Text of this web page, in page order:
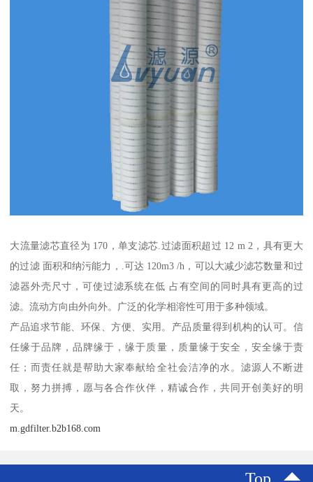
大流量滤芯直径为 170，单支滤芯.过滤面积超过 12 m 2，具有更大
的过滤 面积和纳污能力，.可达 120m3 /h，可以大减少滤芯数量和过
滤器外壳尺寸，可使过滤系统在低 占有空间的同时具有更高的过
滤。流动方向由外向外。广泛的化学相溶性可用于多种领域。
产品追求节能、环保、方便、实用。产品质量得到机构的认可。信
任缘于品牌，品牌缘于，缘于质量，质量缘于安全，安全缘于责
任；而责任就是帮助大家奉献给全社会洁净的水。滤源人不断进
取，努力拼搏，愿与各合作伙伴，精诚合作，共同开创美好的明
天。
m.gdfilter.b2b168.com
Top